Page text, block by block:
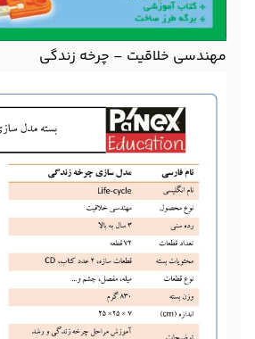
مهندسی خلاقیت – چرخه زندگی